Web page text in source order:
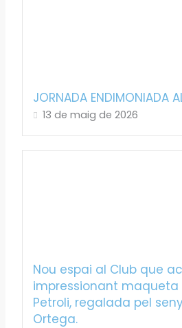
JORNADA ENDIMONIADA
13 de maig de 2026
Nou espai al Club que
impressionant maqueta
Petroli, regalada pel
Ortega.